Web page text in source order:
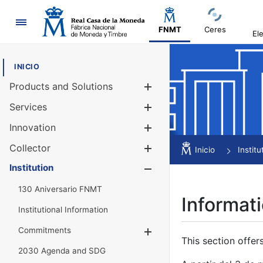
Navigation
FNMT Ceres
INICIO
Products and Solutions
Services
Innovation
Collector
Show/Hide
Institution
130 Aniversario FNMT
Institutional Information
Commitments
2030 Agenda and SDG
Inicio
This section